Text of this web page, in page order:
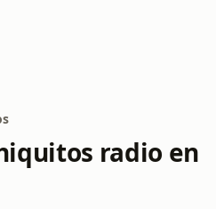
radio en